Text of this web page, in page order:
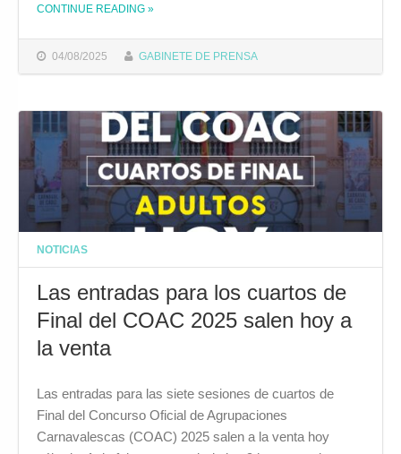
04/08/2025 GABINETE DE PRENSA
CONTINUE READING THE "CÁDIZ DA LA BIENVENIDA A LA NUEVA TEMPORADA CULTURAL DE OTOÑO E INVIERNO"
»
NOTICIAS
Las entradas para los cuartos de
Final del COAC 2025 salen hoy a
la venta
Las entradas para las siete sesiones de cuartos de
Final del Concurso Oficial de Agrupaciones
Carnavalescas (COAC) 2025 salen a la venta hoy